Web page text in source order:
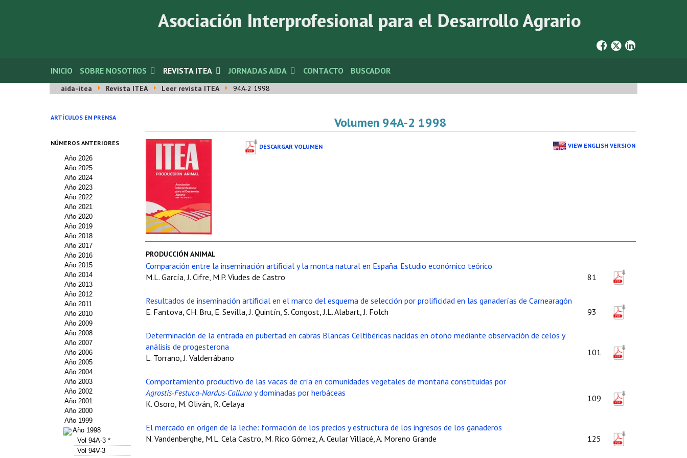
INICIO SOBRE NOSOTROS REVISTA ITEA JORNADAS AIDA CONTACTO BUSCADOR
aida-itea Revista ITEA Leer revista ITEA 94A-2 1998
ARTÍCULOS EN PRENSA
NÚMEROS ANTERIORES
Año 2026
Año 2025
Año 2024
Año 2023
Año 2022
Año 2021
Año 2020
Año 2019
Año 2018
Año 2017
Año 2016
Año 2015
Año 2014
Año 2013
Año 2012
Año 2011
Año 2010
Año 2009
Año 2008
Año 2007
Año 2006
Año 2005
Año 2004
Año 2003
Año 2002
Año 2001
Año 2000
Año 1999
Año 1998
Vol 94A-3 *
Vol 94V-3
Volumen 94A-2 1998
DESCARGAR VOLUMEN VIEW ENGLISH VERSION
PRODUCCIÓN ANIMAL
Comparación entre la inseminación artificial y la monta natural en España. Estudio económico teórico
M.L. García, J. Cifre, M.P. Viudes de Castro
81
Resultados de inseminación artificial en el marco del esquema de selección por prolificidad en las ganaderías de Carnearagón
E. Fantova, CH. Bru, E. Sevilla, J. Quintín, S. Congost, J.L. Alabart, J. Folch
93
Determinación de la entrada en pubertad en cabras Blancas Celtibéricas nacidas en otoño mediante observación de celos y
análisis de progesterona
L. Torrano, J. Valderrábano
101
Comportamiento productivo de las vacas de cría en comunidades vegetales de montaña constituidas por
Agrostis‑Festuca‑Nardus‑Calluna y dominadas por herbáceas
K. Osoro, M. Oliván, R. Celaya
109
El mercado en origen de la leche: formación de los precios y estructura de los ingresos de los ganaderos
N. Vandenberghe, M.L. Cela Castro, M. Rico Gómez, A. Ceular Villacé, A. Moreno Grande
125